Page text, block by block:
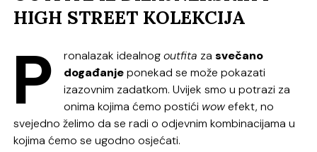
HIGH STREET KOLEKCIJA
P ronalazak idealnogoutfita zasvečano
događanjeponekad se može pokazati
izazovnim zadatkom. Uvijek smo u potrazi za
onima kojima ćemo postići wowefekt, no
svejedno želimo da se radi o odjevnim kombinacijama u
kojima ćemo se ugodno osjećati.